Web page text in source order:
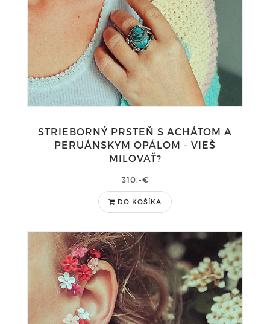
STRIEBORNÝ PRSTEŇ S ACHÁTOM A
PERUÁNSKYM OPÁLOM - VIEŠ
MILOVAŤ?
310,-€
DO KOŠÍKA